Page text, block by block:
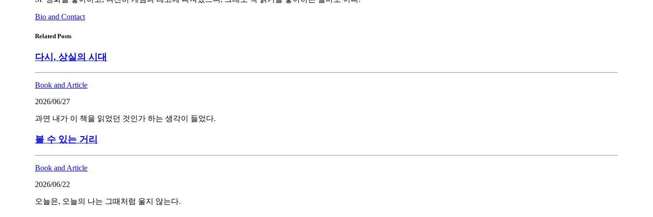
Bio and Contact
Related Posts
다시, 상실의 시대
Book and Article
2026/06/27
과연 내가 이 책을 읽었던 것인가 하는 생각이 들었다.
볼 수 있는 거리
Book and Article
2026/06/22
오늘은, 오늘의 나는 그때처럼 울지 않는다.